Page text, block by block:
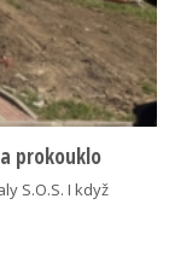
prokouklo
S.O.S. I když